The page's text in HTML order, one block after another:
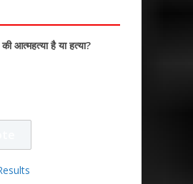
आत्महत्या है या हत्या?